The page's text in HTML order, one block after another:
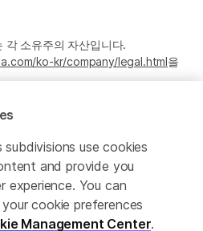
각 소유주의 자산입니다.
ko-kr/company/legal.html을
reserved.
subdivisions use cookies
and provide you
experience. You can
cookie preferences
Management Center.